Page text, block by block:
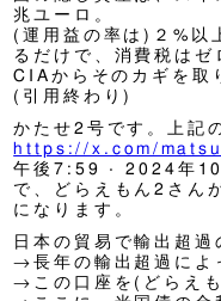
兆ユーロ。
(運用益の率は)２%以
るだけで、消費税はゼ
CIAからそのカギを取
(引用終わり)
かたせ2号です。上記
https://x.com/
午後7:59 · 2024年10
で、どらえもん2さん
になります。
日本の貿易で輸出超
→長年の輸出超過によ
→この口座を(どらえ